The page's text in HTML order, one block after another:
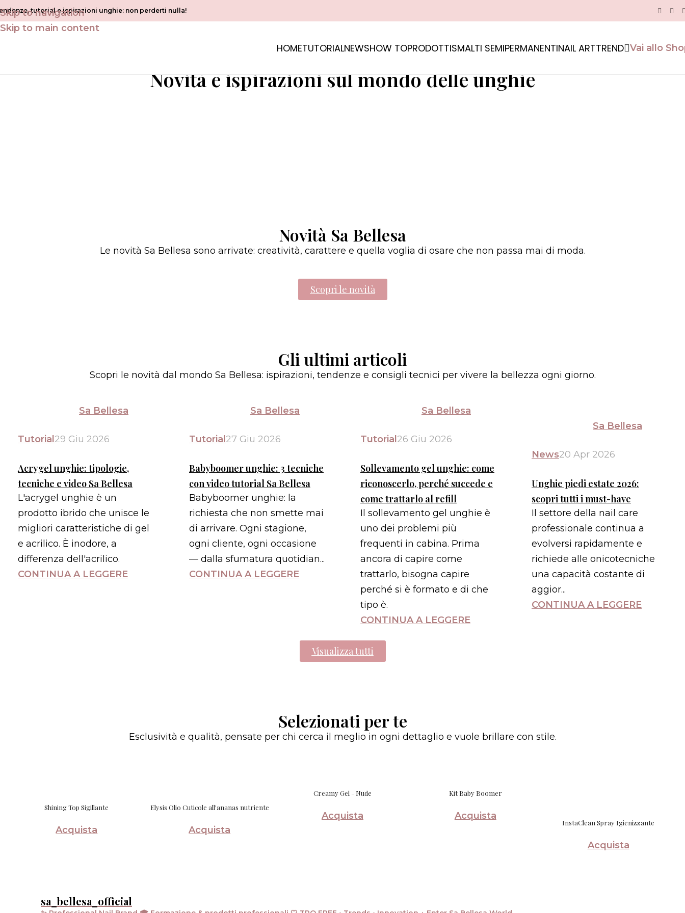
Skip to navigation
Skip to main content
tutorial e ispirazioni unghie: non perderti nulla!
HOMETUTORIALNEWSHOW TOPRODOTTISMALTI SEMIPERMANENTINAIL ARTTREND Vai allo
Novità e ispirazioni sul mondo delle unghie
Novità Sa Bellesa
Le novità Sa Bellesa sono arrivate: creatività, carattere e quella voglia di osare che non passa mai di moda.
Scopri le novità
Gli ultimi articoli
Scopri le novità dal mondo Sa Bellesa: ispirazioni, tendenze e consigli tecnici per vivere la bellezza ogni giorno.
Sa Bellesa
Tutorial 29 Giu 2026
Acrygel unghie: tipologie,
tecniche e video Sa Bellesa
L'acrygel unghie è un
prodotto ibrido che unisce le
migliori caratteristiche di gel
e acrilico. È inodore, a
differenza dell'acrilico.
CONTINUA A LEGGERE
Sa Bellesa
Tutorial 27 Giu 2026
Babyboomer unghie: 3 tecniche
con video tutorial Sa Bellesa
Babyboomer unghie: la
richiesta che non smette mai
di arrivare. Ogni stagione,
ogni cliente, ogni occasione
— dalla sfumatura quotidian...
CONTINUA A LEGGERE
Sa Bellesa
Tutorial 26 Giu 2026
Sollevamento gel unghie: come
riconoscerlo, perché succede e
come trattarlo al refill
Il sollevamento gel unghie è
uno dei problemi più
frequenti in cabina. Prima
ancora di capire come
trattarlo, bisogna capire
perché si è formato e di che
tipo è.
CONTINUA A LEGGERE
Sa Bellesa
News20 Apr 2026
Unghie piedi estate 2026:
scopri tutti i must-have
Il settore della nail care
professionale continua a
evolversi rapidamente e
richiede alle onicotecniche
una capacità costante di
aggior...
CONTINUA A LEGGERE
Visualizza tutti
Selezionati per te
Esclusività e qualità, pensate per chi cerca il meglio in ogni dettaglio e vuole brillare con stile.
Shining Top Sigillante
Acquista
Elysis Olio Cuticole all'ananas nutriente
Acquista
Creamy Gel - Nude
Acquista
Kit Baby Boomer
Acquista
InstaClean Spray Igienizzante
Acquista
sa_bellesa_official